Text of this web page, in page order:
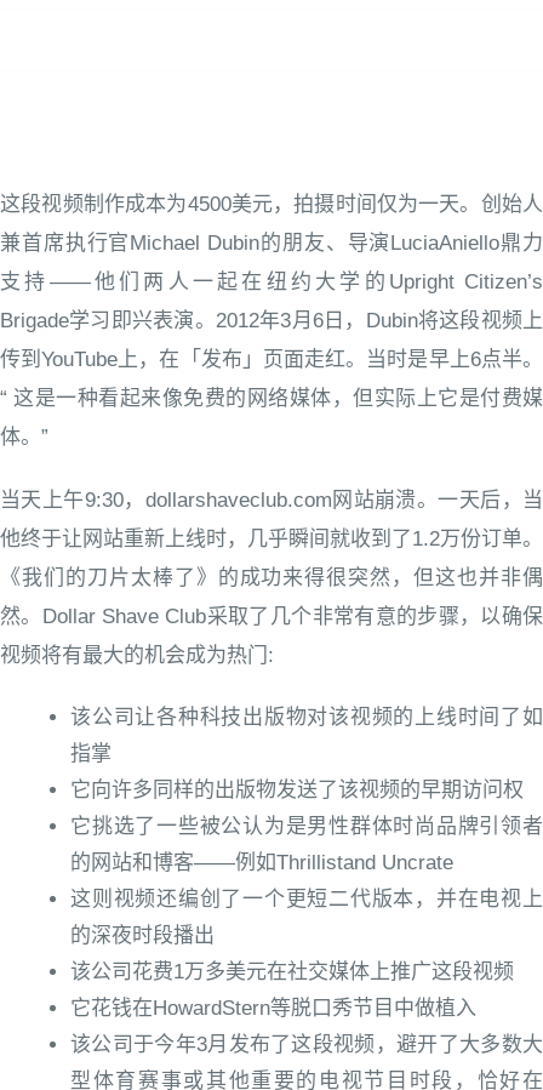
这段视频制作成本为4500美元，拍摄时间仅为一天。创始人
兼首席执行官Michael Dubin的朋友、导演LuciaAniello鼎力
支持——他们两人一起在纽约大学的Upright Citizen’s
Brigade学习即兴表演。2012年3月6日，Dubin将这段视频上
传到YouTube上，在「发布」页面走红。当时是早上6点半。
“ 这是一种看起来像免费的网络媒体，但实际上它是付费媒
体。”
当天上午9:30，dollarshaveclub.com网站崩溃。一天后，当
他终于让网站重新上线时，几乎瞬间就收到了1.2万份订单。
《我们的刀片太棒了》的成功来得很突然，但这也并非偶
然。Dollar Shave Club采取了几个非常有意的步骤，以确保
视频将有最大的机会成为热门:
该公司让各种科技出版物对该视频的上线时间了如
指掌
它向许多同样的出版物发送了该视频的早期访问权
它挑选了一些被公认为是男性群体时尚品牌引领者
的网站和博客——例如Thrillistand Uncrate
这则视频还编创了一个更短二代版本，并在电视上
的深夜时段播出
该公司花费1万多美元在社交媒体上推广这段视频
它花钱在HowardStern等脱口秀节目中做植入
该公司于今年3月发布了这段视频，避开了大多数大
型体育赛事或其他重要的电视节目时段，恰好在